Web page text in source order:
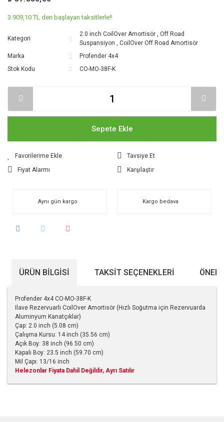
3.909,10 TL den başlayan taksitlerle!!
Kategori
2.0 inch CoilOver Amortisör ,Off Road
Suspansiyon
,CoilOver Off Road Amortisör
Marka
Profender 4x4
Stok Kodu
CO-MO-38F-K
Sepete Ekle
Tavsiye Et
Fiyat Alarmı
Karşılaştır
Aynı gün kargo Kargo bedava
ÜRÜN BILGISI TAKSIT SEÇENEKLERI
Profender 4x4 CO-MO-38F-K
Ilave Rezervuarlı CoilOver Amortisör (Hızlı Soğutma için Rezervuarda
Aluminyum Kanatçıklar)
Çap: 2.0 inch (5.08 cm)
Çalışma Kursu: 14 inch (35.56 cm)
Açık Boy: 38 inch (96.50 cm)
Kapalı Boy: 23.5 inch (59.70 cm)
Mil Çapı: 13/16 inch
Helezonlar Fiyata Dahil Değildir, Ayrı Satılır